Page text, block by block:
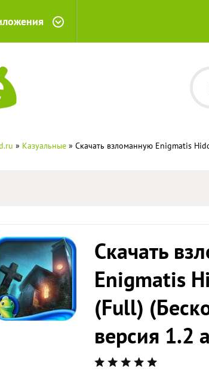
» Казуальные » Скачать взломанную Enigmatis
Скачать
Enigmatis
(Full)
версия 1.2